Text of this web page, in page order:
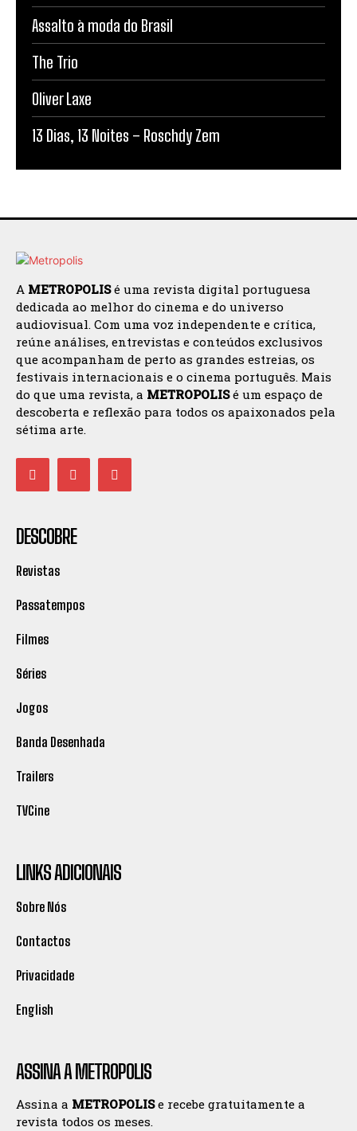
Assalto à moda do Brasil
The Trio
Oliver Laxe
13 Dias, 13 Noites – Roschdy Zem
A METROPOLISé uma revista digital portuguesa
dedicada ao melhor do cinema e do universo
audiovisual. Com uma voz independente e crítica,
reúne análises, entrevistas e conteúdos exclusivos
que acompanham de perto as grandes estreias, os
festivais internacionais e o cinema português. Mais
do que uma revista, a METROPOLISé um espaço de
descoberta e reflexão para todos os apaixonados pela
sétima arte.
DESCOBRE
Revistas
Passatempos
Filmes
Séries
Jogos
Banda Desenhada
Trailers
TVCine
LINKS ADICIONAIS
Sobre Nós
Contactos
Privacidade
English
ASSINA A METROPOLIS
Assina a METROPOLISe recebe gratuitamente a
revista todos os meses.